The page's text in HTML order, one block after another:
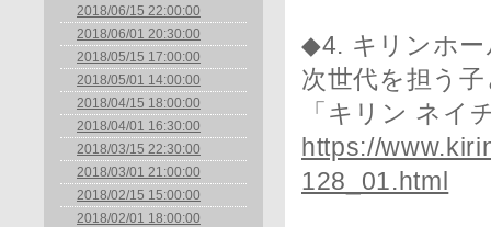
2018/06/15 22:00:00
2018/06/01 20:30:00
2018/05/15 17:00:00
2018/05/01 14:00:00
2018/04/15 18:00:00
2018/04/01 16:30:00
2018/03/15 22:30:00
2018/03/01 21:00:00
2018/02/15 15:00:00
2018/02/01 18:00:00
◆4. キリンホー
次世代を担う
「キリン ネイ
https://
128_01.html